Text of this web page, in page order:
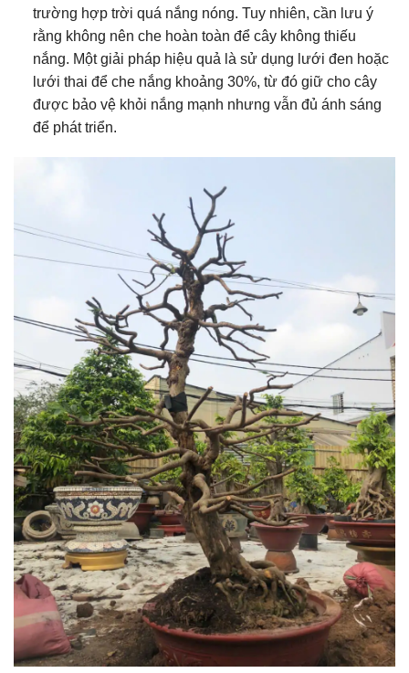
trường hợp trời quá nắng nóng. Tuy nhiên, cần lưu ý
rằng không nên che hoàn toàn để cây không thiếu
nắng. Một giải pháp hiệu quả là sử dụng lưới đen hoặc
lưới thai để che nắng khoảng 30%, từ đó giữ cho cây
được bảo vệ khỏi nắng mạnh nhưng vẫn đủ ánh sáng
để phát triển.